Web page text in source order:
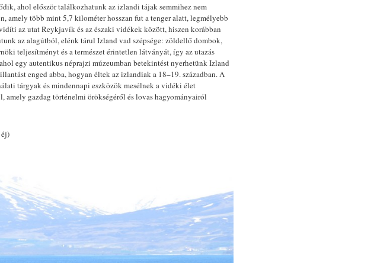
ahol először találkozhatunk az izlandi tájak semmihez nem
amely több mint 5,7 kilométer hosszan fut a tenger alatt, legmélyebb
az utat Reykjavík és az északi vidékek között, hiszen korábban
az alagútból, elénk tárul Izland vad szépsége: zöldellő dombok,
teljesítményt és a természet érintetlen látványát, így az utazás
egy autentikus néprajzi múzeumban betekintést nyerhetünk Izland
enged abba, hogyan éltek az izlandiak a 18–19. században. A
tárgyak és mindennapi eszközök mesélnek a vidéki élet
amely gazdag történelmi örökségéről és lovas hagyományairól